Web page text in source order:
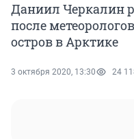
Даниил Черкалин
после
остров в Арктике
3 октября 2020, 13:30 24